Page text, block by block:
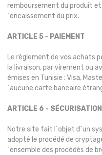
remboursement du produit et
´encaissement du prix.
ARTICLE 5 - PAIEMENT
Le règlement de vos achats
la livraison, par virement ou
émises en Tunisie : Visa,
´aucune carte bancaire
ARTICLE 6 - SÉCURISATION
Notre site fait l´objet d´un
adopté le procédé de
´ensemble des procédés de